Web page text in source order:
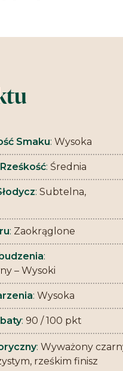
Smaku: Wysoka
: Średnia
: Subtelna,
: Zaokrąglone
:
– Wysoki
: Wysoka
: 90 / 100 pkt
: Wyważony
rześkim finisz